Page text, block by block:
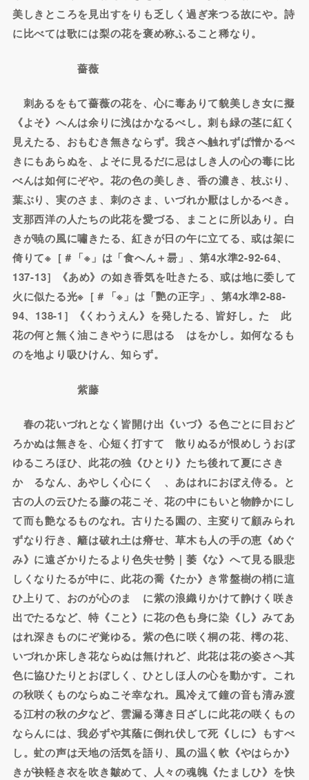
美しきところを見出すをりも乏しく過ぎ来つる故にや。詩
に比べては歌には梨の花を褒め称ふること稀なり。
薔薇
刺あるをもて薔薇の花を、心に毒ありて貌美しき女に擬
《よそ》へんは余りに浅はかなるべし。刺も緑の茎に紅く
見えたる、おもむき無きならず。我さへ触れずば憎かるべ
きにもあらぬを、よそに見るだに忌はしき人の心の毒に比
べんは如何にぞや。花の色の美しき、香の濃き、枝ぶり、
葉ぶり、実のさま、刺のさま、いづれか厭はしかるべき。
支那西洋の人たちの此花を愛づる、まことに所以あり。白
きが暁の風に嘯きたる、紅きが日の午に立てる、或は架に
倚りて※［＃「※」は「食へん＋昜」、第4水準2-92-64、
137-13］《あめ》の如き香気を吐きたる、或は地に委して
火に似たる光※［＃「※」は「艷の正字」、第4水準2-88-
94、138-1］《くわうえん》を発したる、皆好し。たゞ此
花の何と無く油こきやうに思はるゝはをかし。如何なるも
のを地より吸ひけん、知らず。
紫藤
春の花いづれとなく皆開け出《いづ》る色ごとに目おど
ろかぬは無きを、心短く打すてゝ散りぬるが恨めしうおぼ
ゆるころほひ、此花の独《ひとり》たち後れて夏にさき
かゝるなん、あやしく心にくゝ、あはれにおぼえ侍る。と
古の人の云ひたる藤の花こそ、花の中にもいと物静かにし
て而も艶なるものなれ。古りたる園の、主変りて顧みられ
ずなり行き、籬は破れ土は瘠せ、草木も人の手の恵《めぐ
み》に遠ざかりたるより色失せ勢｜萎《な》へて見る眼悲
しくなりたるが中に、此花の喬《たか》き常盤樹の梢に這
ひ上りて、おのが心のまゝに紫の浪織りかけて静けく咲き
出でたるなど、特《こと》に花の色も身に染《し》みてあ
はれ深きものにぞ覚ゆる。紫の色に咲く桐の花、樗の花、
いづれか床しき花ならぬは無けれど、此花は花の姿さへ其
色に協ひたりとおぼしく、ひとしほ人の心を動かす。これ
の秋咲くものならぬこそ幸なれ。風冷えて鐘の音も清み渡
る江村の秋の夕など、雲漏る薄き日ざしに此花の咲くもの
ならんには、我必ずや其蔭に倒れ伏して死《しに》もすべ
し。虻の声は天地の活気を語り、風の温く軟《やはらか》
きが袂軽き衣を吹き皺めて、人々の魂魄《たましひ》を快